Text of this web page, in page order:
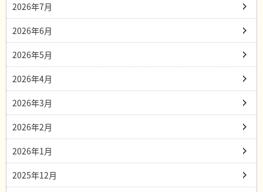
2026年7月
2026年6月
2026年5月
2026年4月
2026年3月
2026年2月
2026年1月
2025年12月